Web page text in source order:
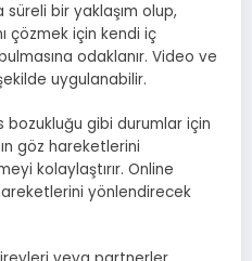
süreli bir yaklaşım olup,
çözmek için kendi iç
odaklanır. Video ve
uygulanabilir.
bozukluğu gibi durumlar için
göz hareketlerini
kolaylaştırır. Online
yönlendirecek